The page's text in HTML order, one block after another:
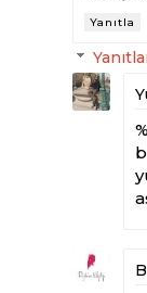
Yanıtla